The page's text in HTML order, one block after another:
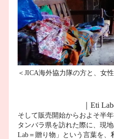
＜JICA海外協力隊の方と、女
｜Eti
そして販売開始からおよそ半
タンバラ県を訪れた際に、現
Lab＝贈り物」という言葉を、